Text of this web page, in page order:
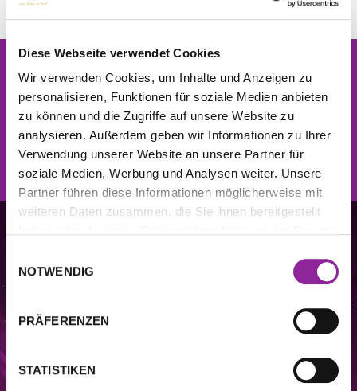
Diese Webseite verwendet Cookies
Wir verwenden Cookies, um Inhalte und Anzeigen zu
personalisieren, Funktionen für soziale Medien anbieten
zu können und die Zugriffe auf unsere Website zu
analysieren. Außerdem geben wir Informationen zu Ihrer
Verwendung unserer Website an unsere Partner für
soziale Medien, Werbung und Analysen weiter. Unsere
Partner führen diese Informationen möglicherweise mit
weiteren Daten zusammen, die Sie ihnen bereitgestellt
NOTWENDIG
PRÄFERENZEN
STATISTIKEN
succeed in both life and business.
Newsletter
Jetzt kostenlos anmelden und 10% Rabatt
auf die
nächste Bestellung erhalten.
JETZT ANMELDEN